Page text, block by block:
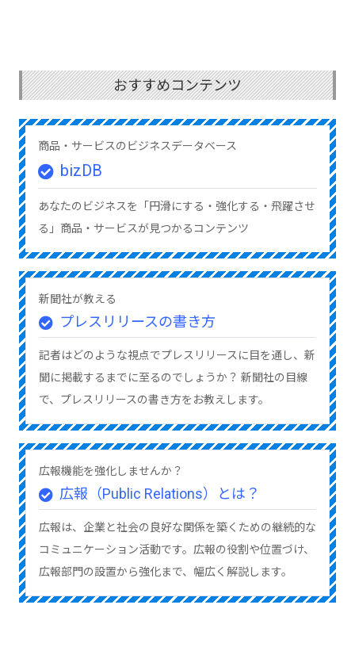
おすすめコンテンツ
商品・サービスのビジネスデータベース
bizDB
あなたのビジネスを「円滑にする・強化する・飛躍させ
る」商品・サービスが見つかるコンテンツ
新聞社が教える
プレスリリースの書き方
記者はどのような視点でプレスリリースに目を通し、新
聞に掲載するまでに至るのでしょうか？ 新聞社の目線
で、プレスリリースの書き方をお教えします。
広報機能を強化しませんか？
広報（Public Relations）とは？
広報は、企業と社会の良好な関係を築くための継続的な
コミュニケーション活動です。広報の役割や位置づけ、
広報部門の設置から強化まで、幅広く解説します。